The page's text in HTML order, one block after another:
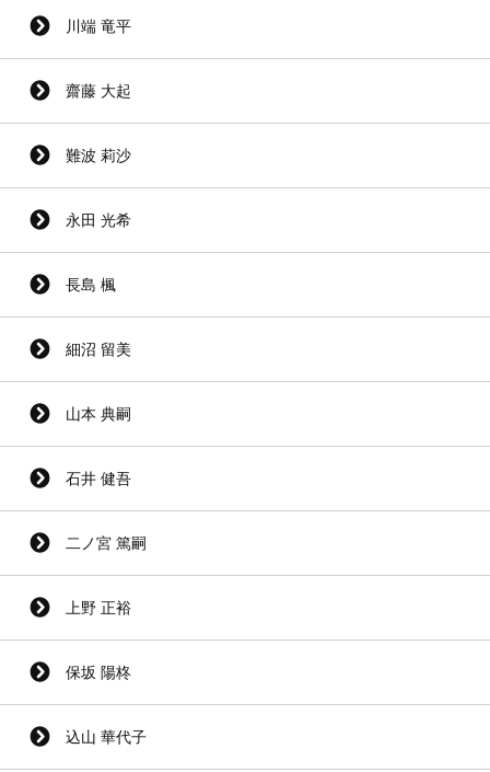
川端 竜平
齋藤 大起
難波 莉沙
永田 光希
長島 楓
細沼 留美
山本 典嗣
石井 健吾
二ノ宮 篤嗣
上野 正裕
保坂 陽柊
込山 華代子